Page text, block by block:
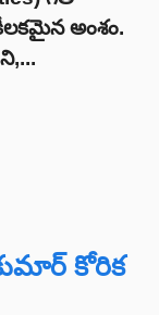
అంశం.
కోరిక